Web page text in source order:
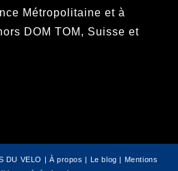
Métropolitaine et à
DOM TOM, Suisse et
DU VELO | À propos | Le blog | Mentions